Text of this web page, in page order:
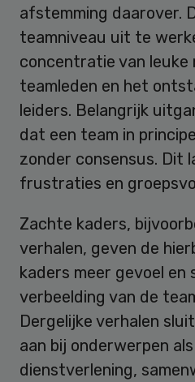
afstemming daarover.
teamniveau uit te
concentratie van leuke
teamleden en het
leiders. Belangrijk
dat een team in
zonder consensus. Dit
frustraties en
Zachte kaders,
verhalen, geven de
kaders meer gevoel en
verbeelding van de
Dergelijke verhalen
aan bij onderwerpen
dienstverlening,